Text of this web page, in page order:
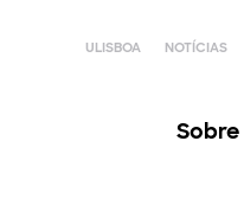
ULISBOA NOTÍCIAS
Sobre